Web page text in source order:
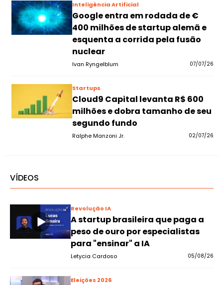
Inteligência Artificial
Google entra em rodada de €
400 milhões de startup alemã e
esquenta a corrida pela fusão
nuclear
Ivan Ryngelblum 07/07/26
Startups
Cloud9 Capital levanta R$ 600
milhões e dobra tamanho de seu
segundo fundo
Ralphe Manzoni Jr. 02/07/26
VÍDEOS
Revolução IA
A startup brasileira que paga a
peso de ouro por especialistas
para "ensinar" a IA
Letycia Cardoso 05/08/26
Eleições 2026